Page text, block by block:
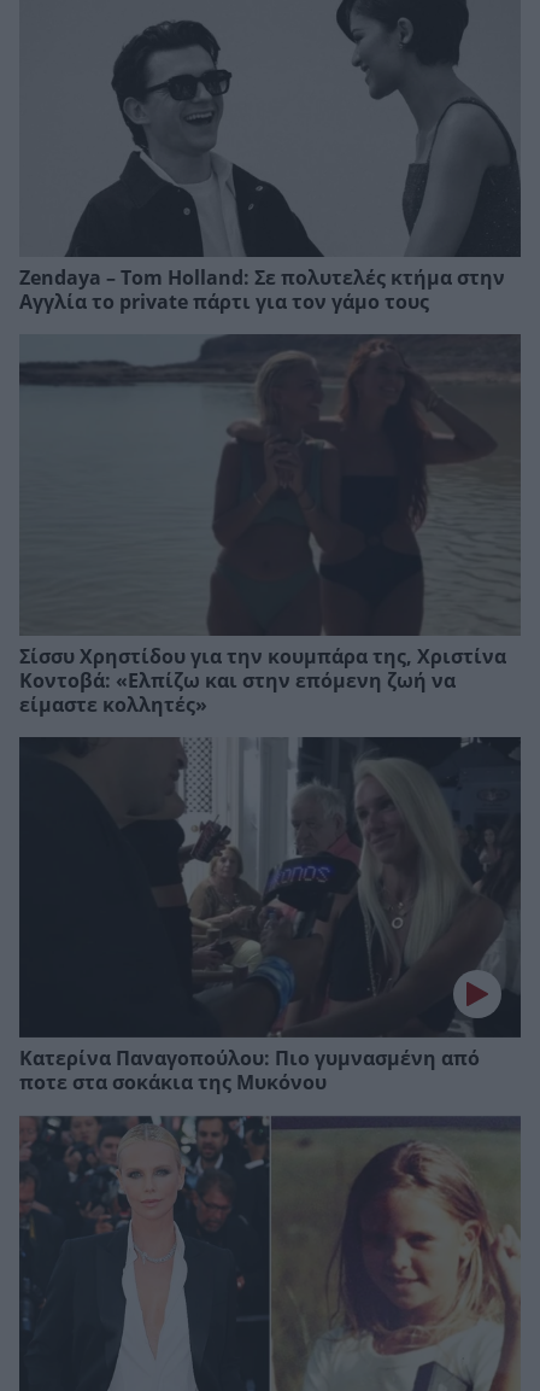
Zendaya – Tom Holland: Σε πολυτελές κτήμα στην
Αγγλία το private πάρτι για τον γάμο τους
Σίσσυ Χρηστίδου για την κουμπάρα της, Xριστίνα
Κοντοβά: «Ελπίζω και στην επόμενη ζωή να
είμαστε κολλητές»
Κατερίνα Παναγοπούλου: Πιο γυμνασμένη από
ποτε στα σοκάκια της Μυκόνου